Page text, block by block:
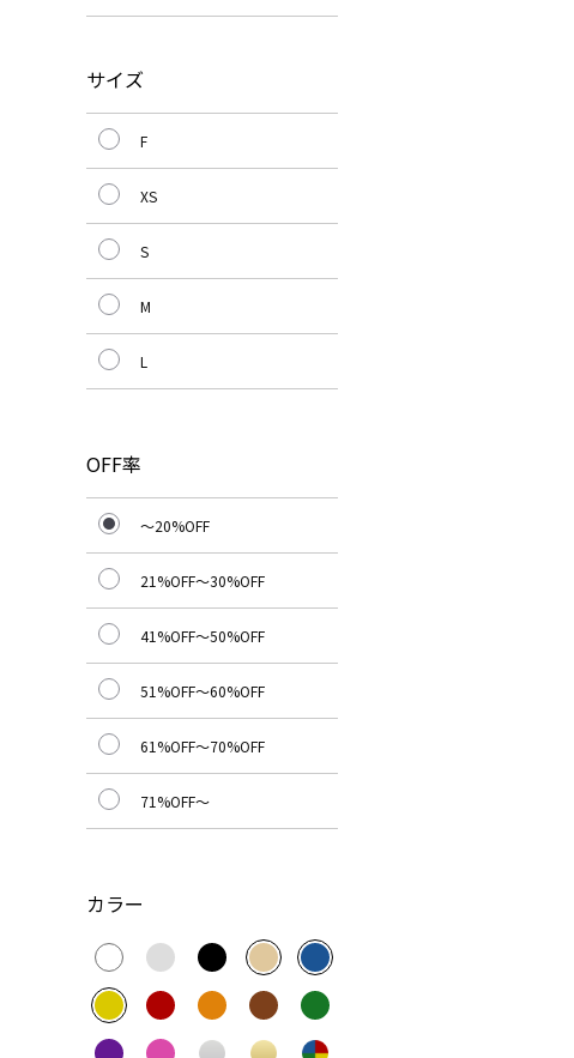
サイズ
F
XS
S
M
L
OFF率
～20%OFF
21%OFF～30%OFF
41%OFF～50%OFF
51%OFF～60%OFF
61%OFF～70%OFF
71%OFF～
カラー